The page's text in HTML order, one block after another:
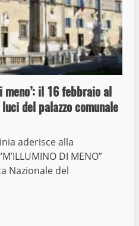
meno’: il 16 febbraio al
del palazzo comunale
aderisce alla
DI MENO”
Nazionale del